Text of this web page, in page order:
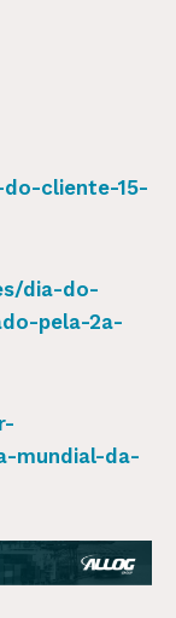
cliente-15-
dia-do-
pela-2a-
mundial-da-